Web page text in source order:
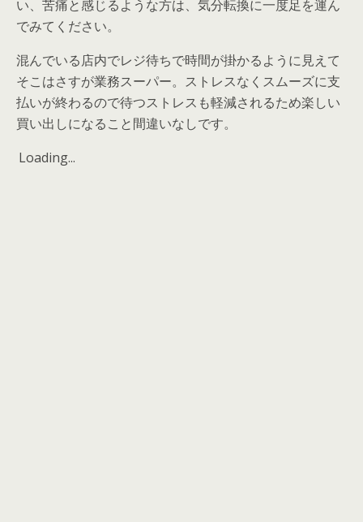
い、苦痛と感じるような方は、気分転換に一度足を運ん
でみてください。
混んでいる店内でレジ待ちで時間が掛かるように見えて
そこはさすが業務スーパー。ストレスなくスムーズに支
払いが終わるので待つストレスも軽減されるため楽しい
買い出しになること間違いなしです。
Loading...